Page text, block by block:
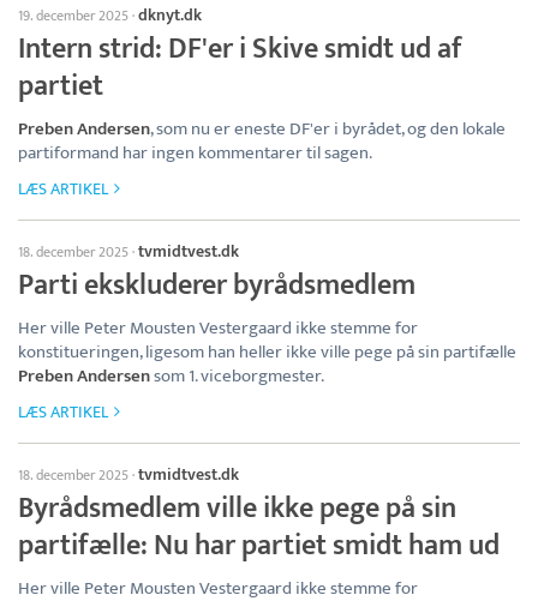
19. december 2025·dknyt.dk
Intern strid: DF'er i Skive smidt ud af
partiet
Preben Andersen, som nu er eneste DF'er i byrådet, og den lokale
partiformand har ingen kommentarer til sagen.
LÆS ARTIKEL
18. december 2025·tvmidtvest.dk
Parti ekskluderer byrådsmedlem
Her ville Peter Mousten Vestergaard ikke stemme for
konstitueringen, ligesom han heller ikke ville pege på sin partifælle
Preben Andersensom 1. viceborgmester.
LÆS ARTIKEL
18. december 2025·tvmidtvest.dk
Byrådsmedlem ville ikke pege på sin
partifælle: Nu har partiet smidt ham ud
Her ville Peter Mousten Vestergaard ikke stemme for